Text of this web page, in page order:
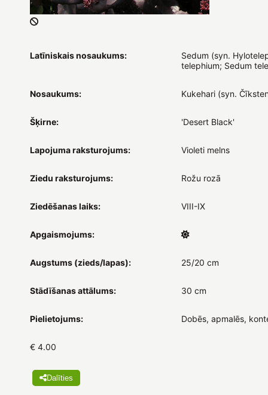
Latīniskais nosaukums:
Sedum (syn.
telephium; Sedum
Nosaukums: Kukehari (syn.
Šķirne: 'Desert Black'
Lapojuma raksturojums: Violeti melns
Ziedu raksturojums: Rožu rozā
Ziedēšanas laiks: VIII-IX
Apgaismojums:
Augstums (zieds/lapas): 25/20 cm
Stādīšanas attālums: 30 cm
Pielietojums: Dobēs, apmalēs,
€ 4.00
Dalīties